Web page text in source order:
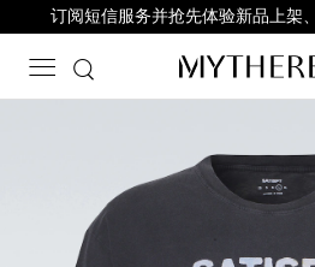
订阅短信服务并抢先体验新品上架